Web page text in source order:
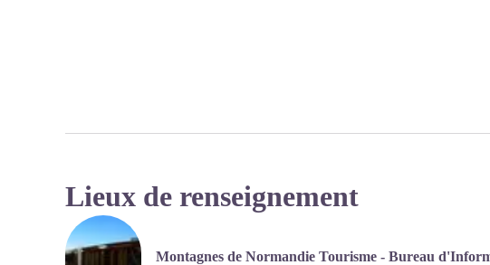
Lieux de renseignement
Montagnes de Normandie Tourisme - Bureau